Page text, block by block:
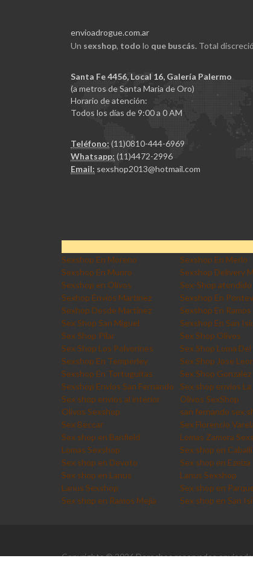
envioadrogue.com.ar
Un sexshop, todo lo que buscás. Total
Santa Fe 4456, Local 16, Galería Palermo
(a metros de Santa Maria de Oro)
Horario de atención:
Todos los días de 9:00 a 0 AM
Teléfono: (11)0810-444-6969
Whatsapp: (11)4472-2996
Email: sexshop2013@hotmail.com
Sexshop En Moreno
Sexshop En Merlo
Sexshop En Munro
Sexshop Delivery
Sexshop en Olivos
Sex-Shop
Sexhop Envios Martinez
Sexshop En
Sexhop Desde Martinez
Sexshop En
Sex Shop San Miguel
Sexshop En San
Sex Shop Pilar
Sex Shop Olivos
Sex Shop Los Polvorines
Sex Shop Loma
Sexshop En Temperley
Sex Shop Jose
Sexshop En Tortuguitas
Sex Shop
Sexshop Envios San Fernando
Sex shop envios La
Sex shop envios al interior
Olivos SexShop
Olivos Sexshop
san fernando sex
Sex Beccar
Sex Florencio
Sex shop en Banfield
Lomas Zamora
Lomas Sexshop
Sex shop en
Sex shop en Devoto
Sex shop en Ezeiza
Sex shop en Lanus
Lanus Sexshop
Lanus Sexshop
Sex shop en
Sex shop en Ramos Mejia
Sex shop en San
Copyrights © 2026 Derechos reservados